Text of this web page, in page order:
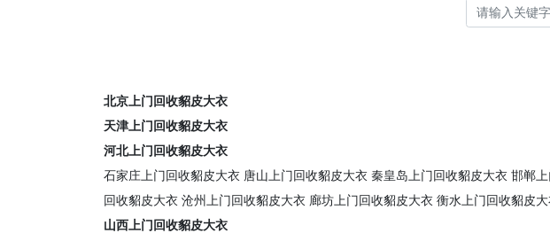
北京上门回收貂皮大衣
天津上门回收貂皮大衣
河北上门回收貂皮大衣
石家庄上门回收貂皮大衣 唐山上门回收貂皮大衣 秦皇岛上门回收貂皮大衣 邯郸
回收貂皮大衣 沧州上门回收貂皮大衣 廊坊上门回收貂皮大衣 衡水上门回收貂皮
山西上门回收貂皮大衣